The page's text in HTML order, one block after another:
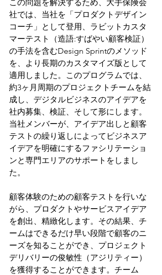
この問題を解決するため、大手保険会
社では、当社を「プロダクトデザイン
コーチ」として登用、ラビットカスタ
マーテスト（造語:すばやい顧客検証）
の手法を含むDesign Sprintのメソッド
を、より長期のカスタマイズ版として
適用しました。このプログラムでは、
約3ヶ月周期のプロジェクトチームを結
成し、デジタルビジネスのアイデアを
社内募集、検証、そして形にします。
当社メンバーが、アイデア出しと顧客
テストの繰り返しによってビジネスア
イデアを明確にするファシリテーショ
ンと専門エリアのサポートをしまし
た。
顧客体験のための顧客テストを行いな
がら、プロダクトやサービスアイデア
を創出、精緻化します。その結果、チ
ームはできるだけ早い段階で顧客のニ
ーズを知ることができ、プロジェクト
デリバリーの俊敏性（アジリティー）
を獲得することができます。チーム